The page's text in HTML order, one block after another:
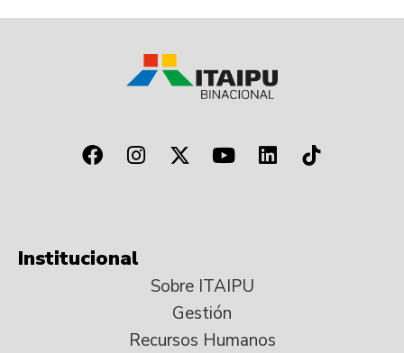
Institucional
Sobre ITAIPU
Gestión
Recursos Humanos